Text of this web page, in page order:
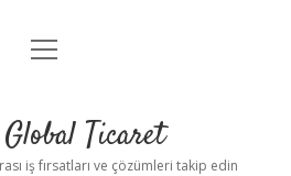
Anasayfa
Yasal Uyarı
menüyü
Ticaret
iş fırsatları ve çözümleri takip edin